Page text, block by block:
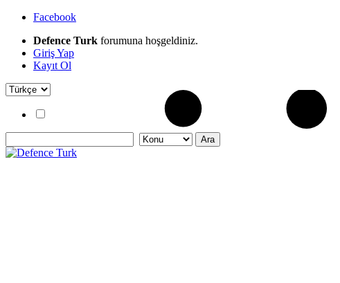
Facebook
Defence Turk forumuna hoşgeldiniz.
Giriş Yap
Kayıt Ol